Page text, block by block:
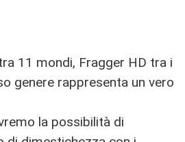
11 mondi, Fragger HD tra i
genere rappresenta un vero
la possibilità di